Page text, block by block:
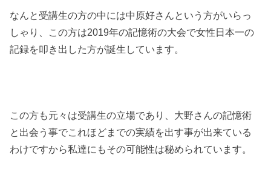
なんと受講生の方の中には中原好さんという方がいらっ
しゃり、この方は2019年の記憶術の大会で女性日本一の
記録を叩き出した方が誕生しています。
この方も元々は受講生の立場であり、大野さんの記憶術
と出会う事でこれほどまでの実績を出す事が出来ている
わけですから私達にもその可能性は秘められています。